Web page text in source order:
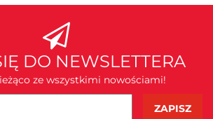
DO NEWSLETTERA
ze wszystkimi nowościami!